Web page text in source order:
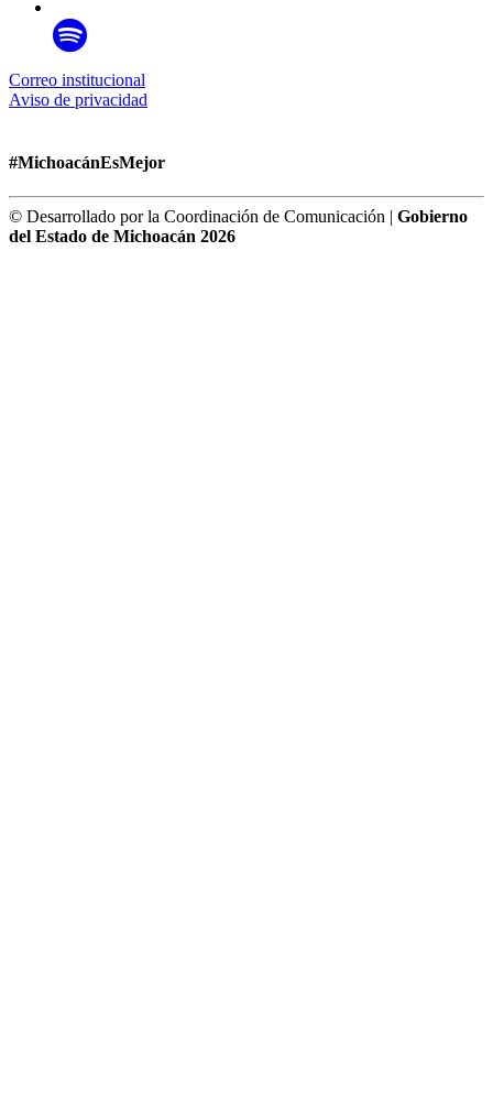
Correo institucional
Aviso de privacidad
#MichoacánEsMejor
© Desarrollado por la Coordinación de Comunicación | Gobierno
del Estado de Michoacán 2026